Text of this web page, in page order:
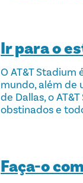
Ir para o
O AT&T
mundo, além de
de Dallas, o
obstinados e
Faça-o